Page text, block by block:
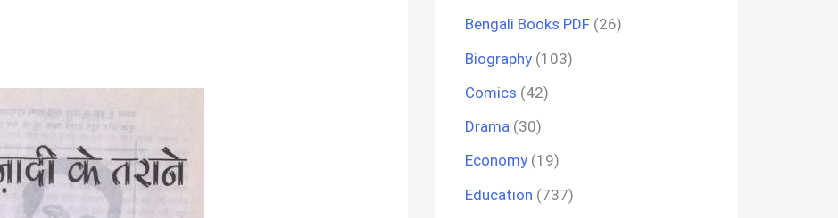
Bengali Books PDF (26)
Biography (103)
Comics (42)
Drama (30)
Economy (19)
Education (737)